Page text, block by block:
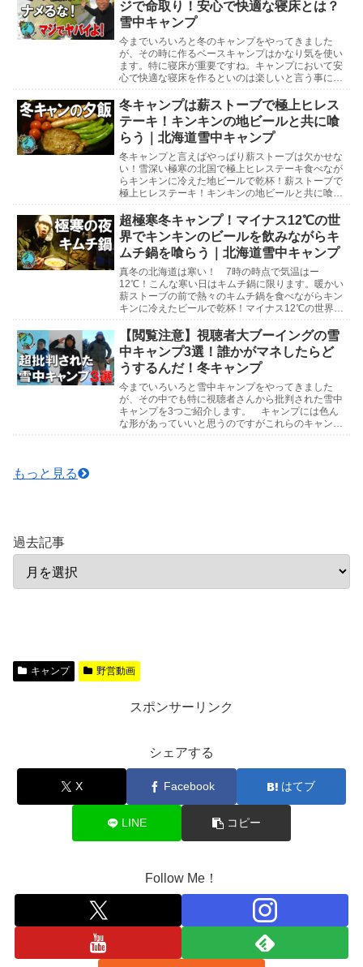
ジで命取り！安心で快適な寝床とは？
雪中キャンプ
今までいろいろと冬のキャンプをやってきました
が、その時に作るベースキャンプはかなり気を使い
ます。特に寝床が重要ですね。キャンプにおいて安
心で快適な寝床を作るといのは楽しいと言う事にも
かかわるよう...
冬キャンプは薪ストーブで極上ヒレス
テーキ！キンキンの地ビールと共に喰
らう｜北海道雪中キャンプ
冬キャンプと言えばやっぱり薪ストーブは欠かせな
い！雪深い極寒の北国で極上ヒレステーキ食べなが
らキンキンに冷えた地ビールで乾杯！薪ストーブで
極上ヒレステーキ！キンキンの地ビールと共に喰ら
マイナス1...
超極寒冬キャンプ！マイナス12℃の世
界でキンキンのビールを飲みながらキ
ムチ鍋を喰らう｜北海道雪中キャンプ
真冬の北海道は寒い！ 7時の時点で気温はー
12℃！こんな寒い日はキムチ鍋に限ります。暖かい
薪ストーブの前で熱々のキムチ鍋を食べながらキン
キンに冷えたビールで乾杯！マイナス12℃の世界で
海道雪中キ...
【閲覧注意】視聴者大ブーイングの雪
中キャンプ3選！誰かがマネしたらど
うするんだ！冬キャンプ
今までいろいろと雪中キャンプをやってきました
が、その中でも特に視聴者さんから批判された雪中
キャンプを3つご紹介します。 キャンプには色ん
な形があっていいと思うのですがこれらのキャンプ
もっと見る
過去記事
キャンプ 野営動画
スポンサーリンク
シェアする
X Facebook はてブ
LINE コピー
Follow Me！